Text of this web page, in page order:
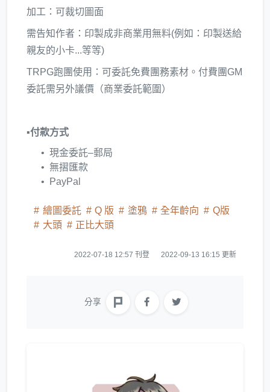
加工：可裁切圖面
需告知作者：印製成非商業用無料(例如：印製送給
親友的小卡...等等)
TRPG跑團使用：可委託免費團務素材。付費團GM
委託需另外議價（商業委託範圍）
▪️付款方式
現金委託–郵局
無摺匯款
PayPal
繪圖委託 Q 版 塗鴉 全年齡向
Q版
大頭
正比大頭
2022-07-18 12:57 刊登 2022-09-13 16:15 更新
分享